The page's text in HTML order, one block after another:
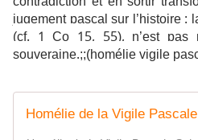
jugement pascal sur l’histoire
(cf. 1 Co 15, 55), n’est pas
souveraine.;;(homélie vigile
Homélie de la Vigile Pascale